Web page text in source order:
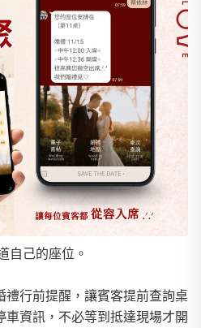
自己的座位。
禮行前提醒，讓賓客提前查詢桌
資訊，不必等到抵達現場才開